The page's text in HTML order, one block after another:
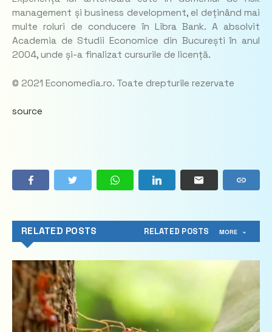
management și business development, el deținând mai
multe roluri de conducere în Libra Bank. A absolvit
Academia de Studii Economice din București în anul
2004, unde și-a finalizat cursurile de licență.
© 2021 Economedia.ro. Toate drepturile rezervate
source
RELATED POSTS RELATED POSTS MORE